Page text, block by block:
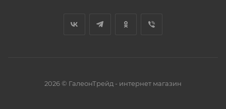
2026 © ГалеонТрейд - интернет магазин